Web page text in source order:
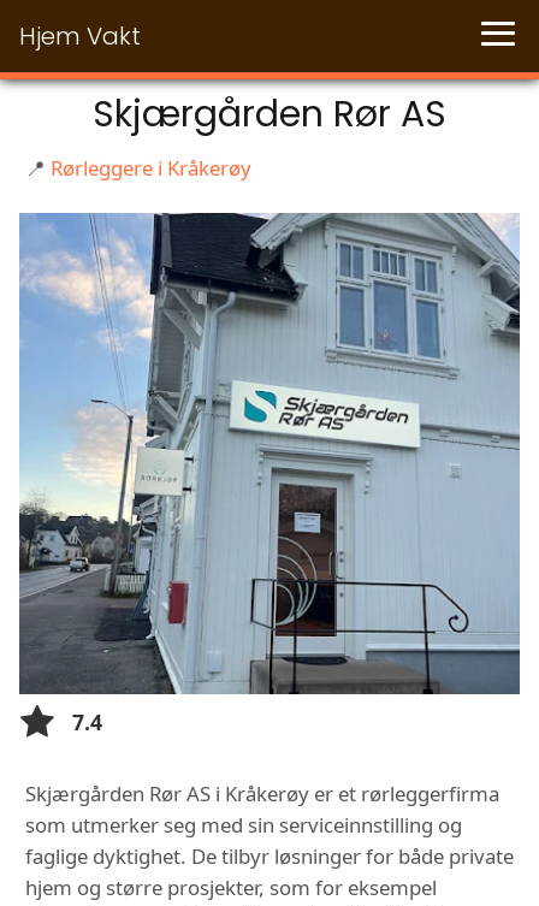
Hjem Vakt
Skjærgården Rør AS
📍 Rørleggere i Kråkerøy
7.4
Skjærgården Rør AS i Kråkerøy er et rørleggerfirma
som utmerker seg med sin serviceinnstilling og
faglige dyktighet. De tilbyr løsninger for både private
hjem og større prosjekter, som for eksempel